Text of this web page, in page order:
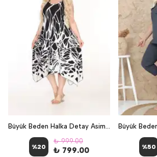
Büyük Beden Halka Detay Asimetrik Elbise - siyah/beyaz
%20
₺ 999.00
₺ 799.00 %50